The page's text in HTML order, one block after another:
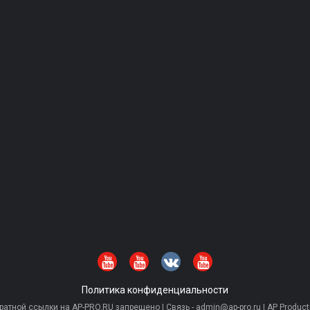
Политика конфиденциальности
ссылки на AP-PRO.RU запрещено | Связь - admin@ap-pro.ru | AP